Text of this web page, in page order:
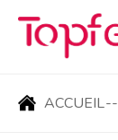
ACCUEIL--